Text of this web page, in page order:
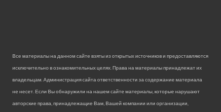
Все материалы на данном сайте взяты из открытых источников и предоставляются
исключительно в ознакомительных целях. Права на материалы принадлежат их
владельцам. Администрация сайта ответственности за содержание материала
не несет. Если Вы обнаружили на нашем сайте материалы, которые нарушают
авторские права, принадлежащие Вам, Вашей компании или организации,